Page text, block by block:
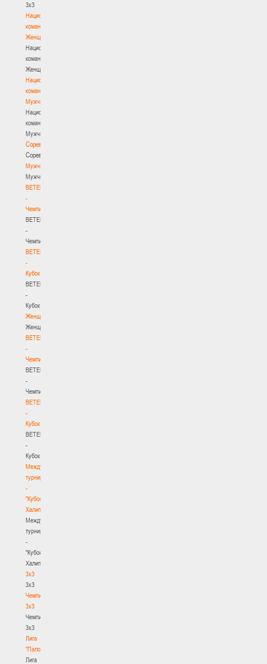
3х3
Национальная
команда.
Женщины
Национальная
команда.
Женщины
Национальная
команда.
Мужчины
Национальная
команда.
Мужчины
Соревнования
Соревнования
Мужчины
Мужчины
BETERA
-
Чемпионат
BETERA
-
Чемпионат
BETERA
-
Кубок
BETERA
-
Кубок
Женщины
Женщины
BETERA
-
Чемпионат
BETERA
-
Чемпионат
BETERA
-
Кубок
BETERA
-
Кубок
Международный
турнир
-
"Кубок
Халипского"
Международный
турнир
-
"Кубок
Халипского"
3x3
3x3
Чемпионат
3х3
Чемпионат
3х3
Лига
"Палова"
Лига